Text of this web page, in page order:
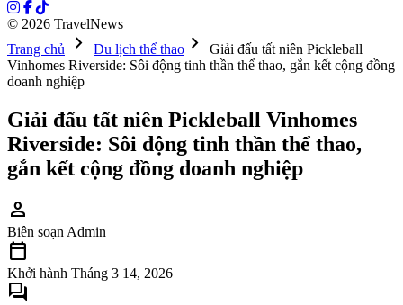
© 2026 TravelNews
Trang chủ
chevron_right Du lịch thể thao chevron_right
Giải đấu tất niên Pickleball
Vinhomes Riverside: Sôi động tinh thần thể thao, gắn kết cộng đồng
doanh nghiệp
Giải đấu tất niên Pickleball Vinhomes
Riverside: Sôi động tinh thần thể thao,
gắn kết cộng đồng doanh nghiệp
person
Biên soạn Admin
calendar_today
Khởi hành Tháng 3 14, 2026
forum